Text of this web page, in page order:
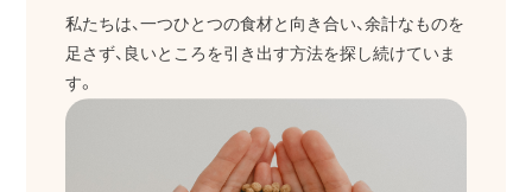
私たちは、一つひとつの食材と向き合い、余計なものを
足さず、良いところを引き出す方法を探し続けていま
す。